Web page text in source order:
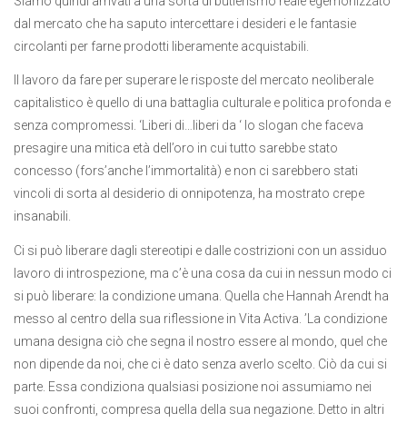
dal mercato che ha saputo intercettare i desideri e le fantasie
circolanti per farne prodotti liberamente acquistabili.
Il lavoro da fare per superare le risposte del mercato neoliberale
capitalistico è quello di una battaglia culturale e politica profonda e
senza compromessi. ‘Liberi di…liberi da ‘ lo slogan che faceva
presagire una mitica età dell’oro in cui tutto sarebbe stato
concesso (fors’anche l’immortalità) e non ci sarebbero stati
vincoli di sorta al desiderio di onnipotenza, ha mostrato crepe
insanabili.
Ci si può liberare dagli stereotipi e dalle costrizioni con un assiduo
lavoro di introspezione, ma c’è una cosa da cui in nessun modo ci
si può liberare: la condizione umana. Quella che Hannah Arendt ha
messo al centro della sua riflessione in Vita Activa. ’La condizione
umana designa ciò che segna il nostro essere al mondo, quel che
non dipende da noi, che ci è dato senza averlo scelto. Ciò da cui si
parte. Essa condiziona qualsiasi posizione noi assumiamo nei
suoi confronti, compresa quella della sua negazione. Detto in altri